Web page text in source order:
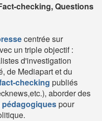
checking, Questions
centrée sur
un triple objectif :
d'investigation
de Mediapart et du
checking publiés
aborder des
pour